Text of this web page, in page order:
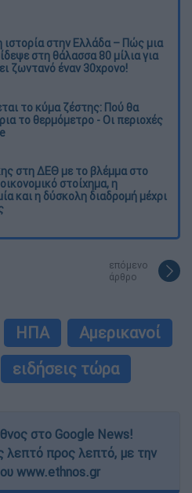
ιστορία στην Ελλάδα – Πώς μια
στη θάλασσα 80 μίλια για
ζωντανό έναν 30χρονο!
το κύμα ζέστης: Πού θα
το θερμόμετρο - Οι περιοχές
στη ΔΕΘ με το βλέμμα στο
στοίχημα, η
και η δύσκολη διαδρομή μέχρι
επόμενο
άρθρο
ΗΠΑ
Αμερικανοί
ειδήσεις τώρα
στο Google News!
λεπτό προς λεπτό, με την
www.ethnos.gr